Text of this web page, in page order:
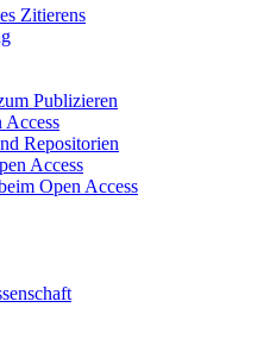
Zitierens
Publizieren
Access
Repositorien
Access
Open Access